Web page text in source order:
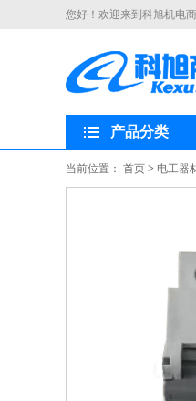
您好！欢迎来到科旭机电
产品分类
当前位置： 首页 > 电工器